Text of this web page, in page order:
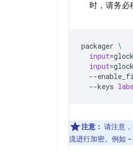
时，请务必
packager \
input=
input=
--
--keys
注意： 请注意
流进行加密。例如